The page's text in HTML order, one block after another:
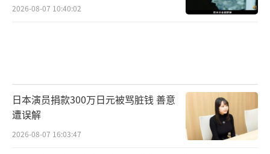
2026-08-07 10:40:02
日本演员捐款300万日元被骂脏钱 善意
遭误解
2026-08-07 16:03:47